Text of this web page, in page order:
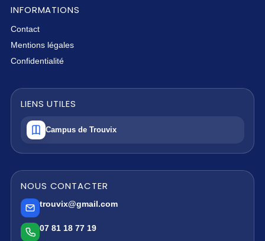
INFORMATIONS
Contact
Mentions légales
Confidentialité
LIENS UTILES
Campus de Trouvix
NOUS CONTACTER
trouvix@gmail.com
07 81 18 77 19